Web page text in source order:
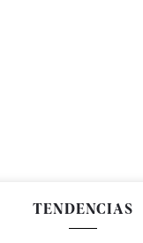
TENDENCIAS